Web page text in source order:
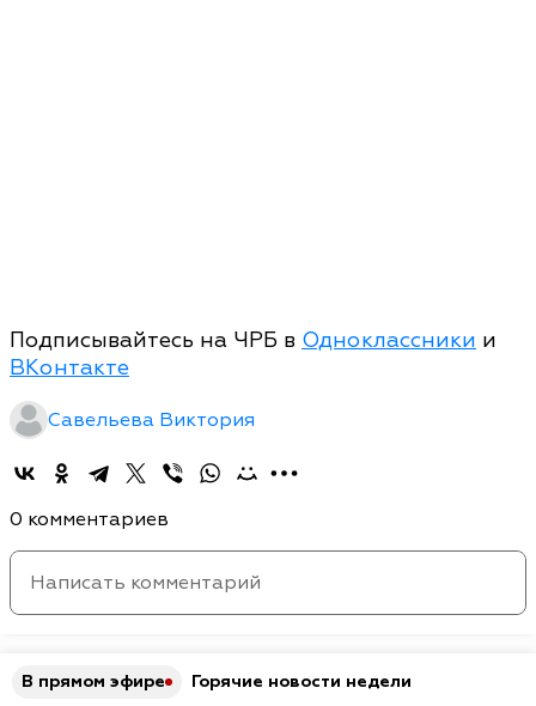
Подписывайтесь на ЧРБ в Одноклассники и
ВКонтакте
Савельева Виктория
0 комментариев
В прямом эфире Горячие новости недели